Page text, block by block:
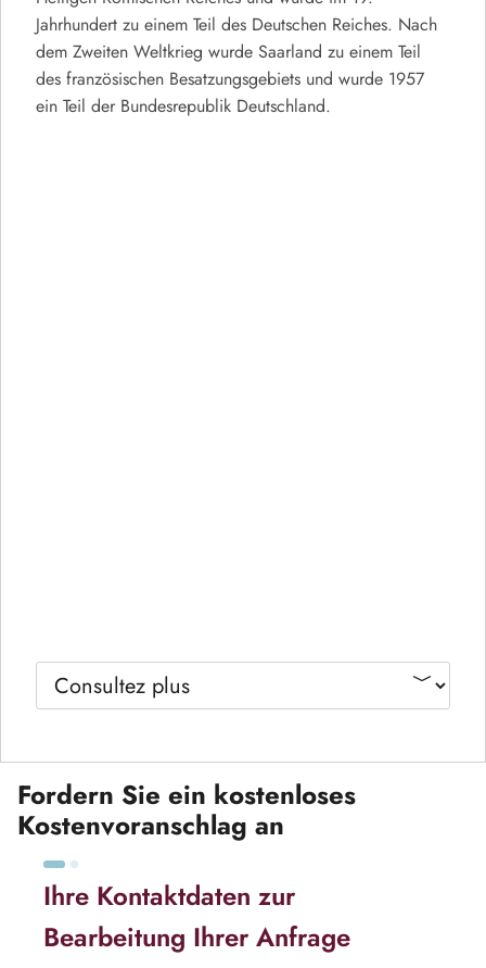
Jahrhundert zu einem Teil des Deutschen Reiches. Nach
dem Zweiten Weltkrieg wurde Saarland zu einem Teil
des französischen Besatzungsgebiets und wurde 1957
ein Teil der Bundesrepublik Deutschland.
Fordern Sie ein kostenloses
Kostenvoranschlag an
Ihre Kontaktdaten zur
Bearbeitung Ihrer Anfrage